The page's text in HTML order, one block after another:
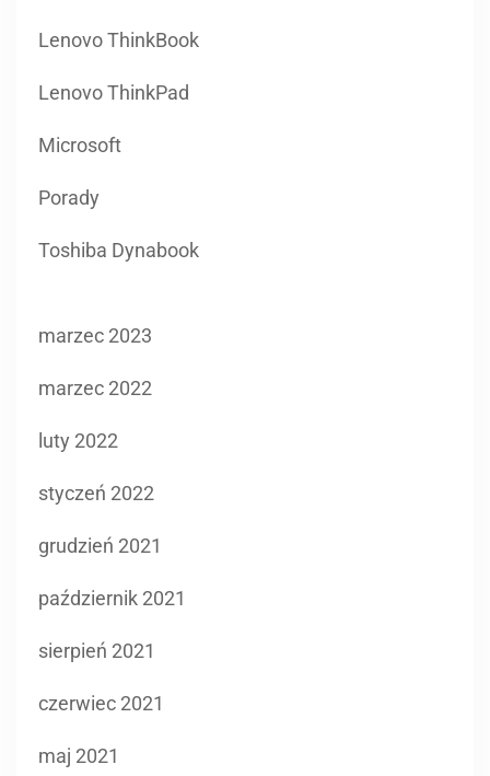
Lenovo ThinkBook
Lenovo ThinkPad
Microsoft
Porady
Toshiba Dynabook
marzec 2023
marzec 2022
luty 2022
styczeń 2022
grudzień 2021
październik 2021
sierpień 2021
czerwiec 2021
maj 2021